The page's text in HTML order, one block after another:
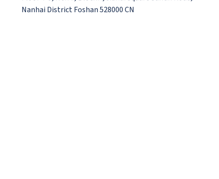
Nanhai District Foshan 528000 CN